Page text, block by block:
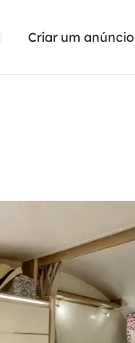
Criar um anúncio